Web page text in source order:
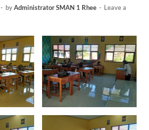
- byAdministrator SMAN 1 Rhee - Leave a